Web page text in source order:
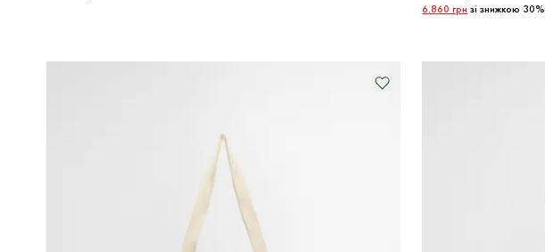
6.860 грн зі знижкою 30%